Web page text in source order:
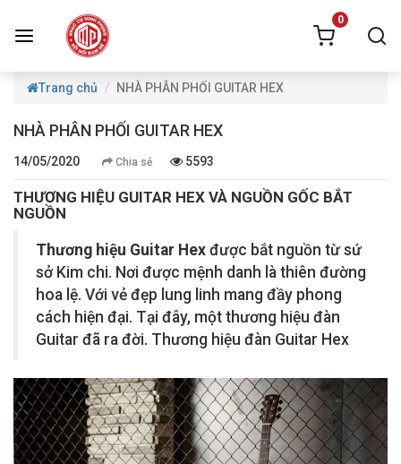
0
Trang chủ NHÀ PHÂN PHỐI GUITAR HEX
NHÀ PHÂN PHỐI GUITAR HEX
14/05/2020 Chia sẻ 5593
THƯƠNG HIỆU GUITAR HEX VÀ NGUỒN GỐC BẮT
NGUỒN
Thương hiệu Guitar Hex được bắt nguồn từ sứ
sở Kim chi. Nơi được mệnh danh là thiên đường
hoa lệ. Với vẻ đẹp lung linh mang đầy phong
cách hiện đại. Tại đây, một thương hiệu đàn
Guitar đã ra đời. Thương hiệu đàn Guitar Hex